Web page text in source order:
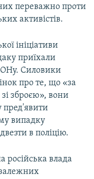
переважно проти
активістів.
ініціативи
приїхали
Силовики
про те, що «за
зброєю», вони
пред'явити
випадку
в поліцію.
російська влада